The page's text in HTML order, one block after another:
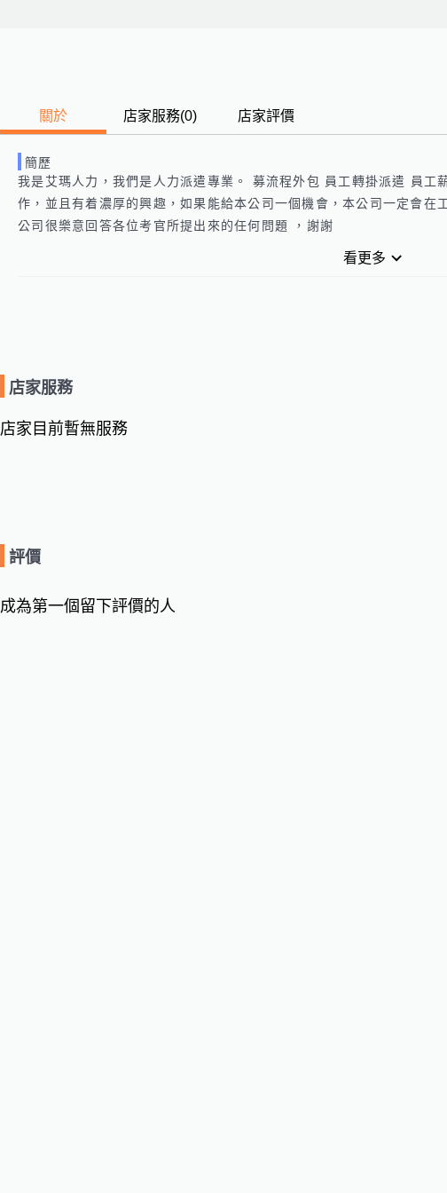
關於 店家服務(0) 店家評價
簡歷
我是艾瑪人力，我們是人力派遣專業。 募流程外包 員工轉掛派遣 員
作，並且有着濃厚的興趣，如果能給本公司一個機會，本公司一定會在
公司很樂意回答各位考官所提出來的任何問題 ，謝謝
看更多
店家服務
店家目前暫無服務
評價
成為第一個留下評價的人